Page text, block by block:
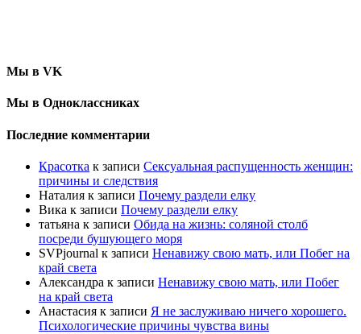
Мы в VK
Мы в Одноклассниках
Последние комментарии
Красотка к записи Сексуальная распущенность женщин:
причины и следствия
Наталия к записи Почему раздели елку
Вика к записи Почему раздели елку
татьяна к записи Обида на жизнь: соляной столб
посреди бушующего моря
SVPjournal к записи Ненавижу свою мать, или Побег на
край света
Александра к записи Ненавижу свою мать, или Побег
на край света
Анастасия к записи Я не заслуживаю ничего хорошего.
Психологические причины чувства вины